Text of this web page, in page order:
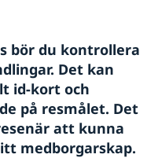
bör du kontrollera
Det kan
id-kort och
på resmålet. Det
att kunna
medborgarskap.